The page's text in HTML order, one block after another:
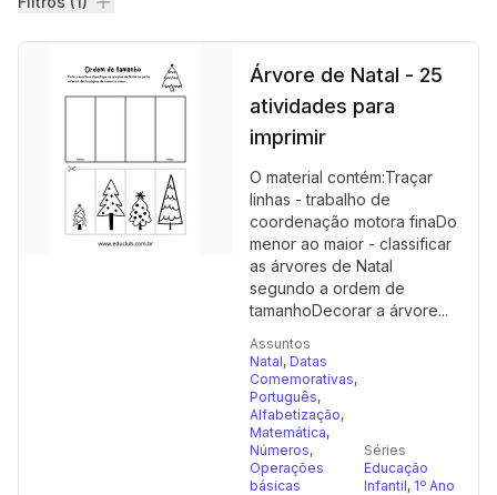
Árvore de Natal - 25
atividades para
imprimir
O material contém:Traçar
linhas - trabalho de
coordenação motora finaDo
menor ao maior - classificar
as árvores de Natal
segundo a ordem de
tamanhoDecorar a árvore...
Assuntos
Natal, Datas
Comemorativas,
Português,
Alfabetização,
Matemática,
Números,
Operações
básicas
Séries
Educação
Infantil, 1º Ano